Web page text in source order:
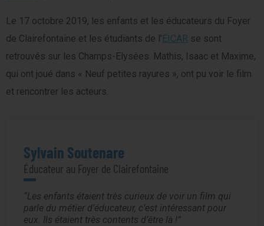
Le 17 octobre 2019, les enfants et les éducateurs du Foyer
de Clairefontaine et les étudiants de l’EICAR se sont
retrouvés sur les Champs-Elysées. Mathis, Isaac et Maxime,
qui ont joué dans « Neuf petites rayures », ont pu voir le film
et rencontrer les acteurs.
Sylvain Soutenare
Éducateur au Foyer de Clairefontaine
Les enfants étaient très curieux de voir un film qui
parle du métier d’éducateur, c’est intéressant pour
eux. Ils étaient très contents d’être là !